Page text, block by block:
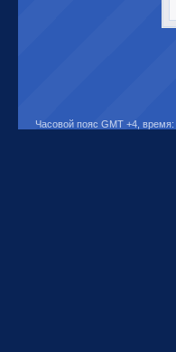
Часовой пояс GMT +4, время: